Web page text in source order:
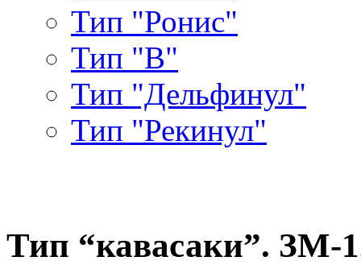
Тип "Ронис"
Тип "В"
Тип "Дельфинул"
Тип "Рекинул"
Тип “кавасаки”. ЗМ-